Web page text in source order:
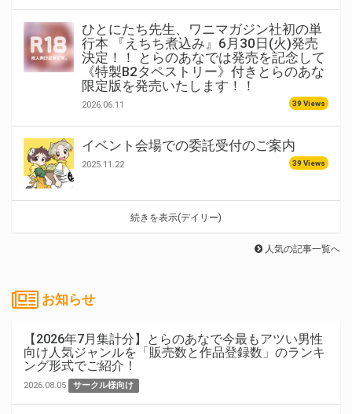
ひとにたち先生、ワニマガジン社初の単
行本 『えちち煮込み』6月30日(火)発売
決定！！ とらのあなでは発売を記念して
《特製B2タペストリー》付きとらのあな
限定版を発売いたします！！
2026.06.11 39 Views
イベント会場での委託受付のご案内
2025.11.22 39 Views
続きを表示(デイリー)
人気の記事一覧へ
お知らせ
【2026年7月集計分】とらのあなで今最もアツい男性
向け人気ジャンルを「販売数と作品登録数」のランキ
ング形式でご紹介！
2026.08.05 サークル様向け